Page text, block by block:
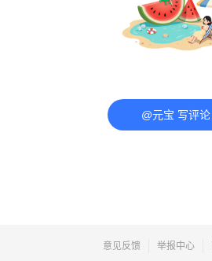
@元宝 写评论
意见反馈 举报中心